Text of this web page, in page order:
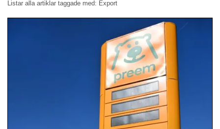
Listar alla artiklar taggade med: Export